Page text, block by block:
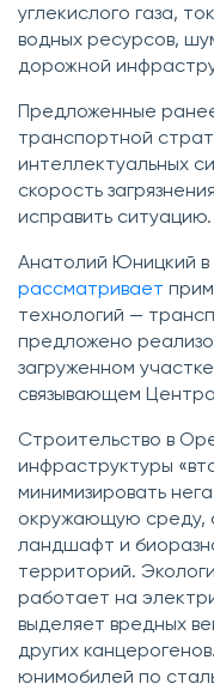
углекислого газа,
водных ресурсов,
дорожной
Предложенные
транспортной
интеллектуальных
скорость
исправить ситуацию.
Анатолий Юницкий в
рассматривает
технологий —
предложено
загруженном
связывающем
Строительство в
инфраструктуры
минимизировать
окружающую среду,
ландшафт и
территорий.
работает на
выделяет вредных
других
юнимобилей по